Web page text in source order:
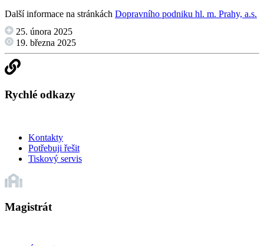
Další informace na stránkách Dopravního podniku hl. m. Prahy, a.s.
25. února 2025
19. března 2025
Rychlé odkazy
Kontakty
Potřebuji řešit
Tiskový servis
Magistrát